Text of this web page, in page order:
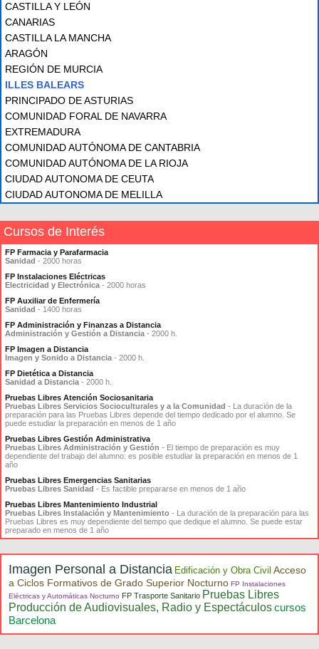
CASTILLA Y LEÓN
CANARIAS
CASTILLA LA MANCHA
ARAGÓN
REGIÓN DE MURCIA
ILLES BALEARS
PRINCIPADO DE ASTURIAS
COMUNIDAD FORAL DE NAVARRA
EXTREMADURA
COMUNIDAD AUTÓNOMA DE CANTABRIA
COMUNIDAD AUTÓNOMA DE LA RIOJA
CIUDAD AUTONOMA DE CEUTA
CIUDAD AUTONOMA DE MELILLA
Cursos de Interés
FP Farmacia y Parafarmacia
Sanidad - 2000 horas
FP Instalaciones Eléctricas
Electricidad y Electrónica - 2000 horas
FP Auxiliar de Enfermería
Sanidad - 1400 horas
FP Administración y Finanzas a Distancia
Administración y Gestión a Distancia - 2000 h.
FP Imagen a Distancia
Imagen y Sonido a Distancia - 2000 h.
FP Dietética a Distancia
Sanidad a Distancia - 2000 h.
Pruebas Libres Atención Sociosanitaria
Pruebas Libres Servicios Socioculturales y a la Comunidad - La duración de la
preparación para las Pruebas Libres depende del tiempo dedicado por el alumno. Se
puede estudiar la preparación en menos de 1 año
Pruebas Libres Gestión Administrativa
Pruebas Libres Administración y Gestión - El tiempo de preparación es muy
dependiente del trabajo del alumno: es posible estudiar la preparación en menos de 1
año
Pruebas Libres Emergencias Sanitarias
Pruebas Libres Sanidad - Es factible prepararse en menos de 1 año
Pruebas Libres Mantenimiento Industrial
Pruebas Libres Instalación y Mantenimiento - La duración de la preparación para las
Pruebas Libres es muy dependiente del tiempo que dedique el alumno. Se puede estar
preparado en menos de 1 año
Imagen Personal a Distancia Edificación y Obra Civil Acceso
a Ciclos Formativos de Grado Superior Nocturno FP Instalaciones
Eléctricas y Automáticas Nocturno FP Trasporte Sanitario Pruebas Libres
Producción de Audiovisuales, Radio y Espectáculoscursos
Barcelona